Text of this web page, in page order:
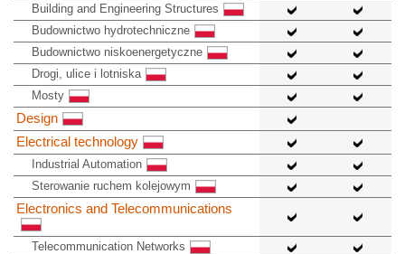
Building and Engineering Structures
Budownictwo hydrotechniczne
Budownictwo niskoenergetyczne
Drogi, ulice i lotniska
Mosty
Design
Electrical technology
Industrial Automation
Sterowanie ruchem kolejowym
Electronics and Telecommunications
Telecommunication Networks